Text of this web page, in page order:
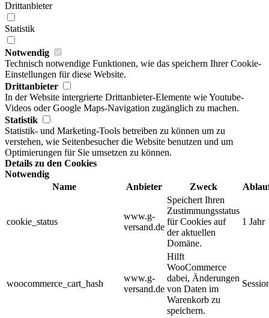
Drittanbieter
Statistik
Notwendig
Technisch notwendige Funktionen, wie das speichern Ihrer Cookie-
Einstellungen für diese Website.
Drittanbieter
In der Website intergrierte Drittanbieter-Elemente wie Youtube-
Videos oder Google Maps-Navigation zugänglich zu machen.
Statistik
Statistik- und Marketing-Tools betreiben zu können um zu
verstehen, wie Seitenbesucher die Website benutzen und um
Optimierungen für Sie umsetzen zu können.
Details zu den Cookies
Notwendig
Name
Anbieter Zweck
cookie_status
www.g-
versand.de
Speichert Ihren
Zustimmungsstatus
für Cookies auf
der aktuellen
Domäne.
1 Jahr
woocommerce_cart_hash
www.g-
versand.de
Hilft
WooCommerce
dabei, Änderungen
von Daten im
Warenkorb zu
speichern.